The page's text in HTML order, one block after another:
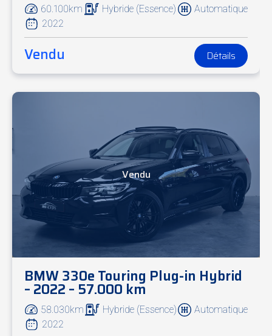
60.100km Hybride (Essence)
Automatique
2022
Vendu Détails
Vendu
BMW 330e Touring Plug-in Hybrid
– 2022 – 57.000 km
58.030km Hybride (Essence)
Automatique
2022